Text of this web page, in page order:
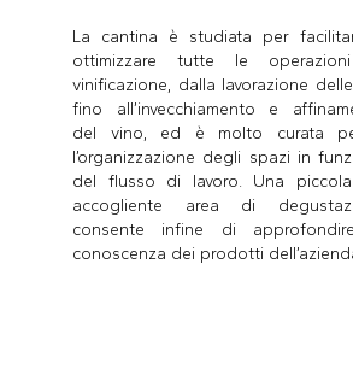
La cantina è studiata per
ottimizzare tutte le
vinificazione, dalla lavorazione
fino all’invecchiamento e
del vino, ed è molto curata
l’organizzazione degli spazi in
del flusso di lavoro. Una
accogliente area di
consente infine di
conoscenza dei prodotti